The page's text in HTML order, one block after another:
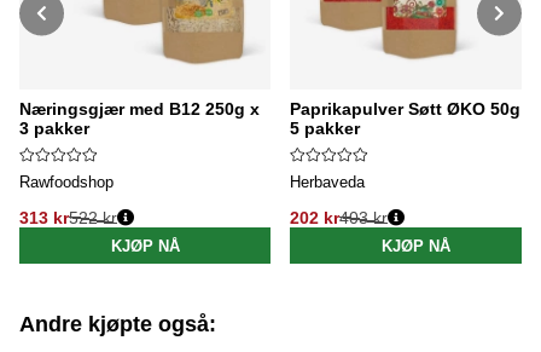
Næringsgjær med B12 250g x
3 pakker
Rawfoodshop
313 kr
Vanlig pris:
522 kr
KJØP NÅ
Paprikapulver Søtt ØKO 50g x
5 pakker
Herbaveda
202 kr
Vanlig pris:
403 kr
KJØP NÅ
Andre kjøpte også: